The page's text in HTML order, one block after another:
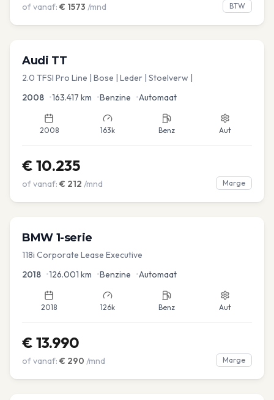
of vanaf: € 1573 /mnd BTW
Audi TT
2.0 TFSI Pro Line | Bose | Leder | Stoelverw |
2008 •163.417 km •Benzine •Automaat
2008 163k Benz Aut
€ 10.235
of vanaf: € 212 /mnd Marge
BMW 1-serie
118i Corporate Lease Executive
2018 •126.001 km •Benzine •Automaat
2018 126k Benz Aut
€ 13.990
of vanaf: € 290 /mnd Marge